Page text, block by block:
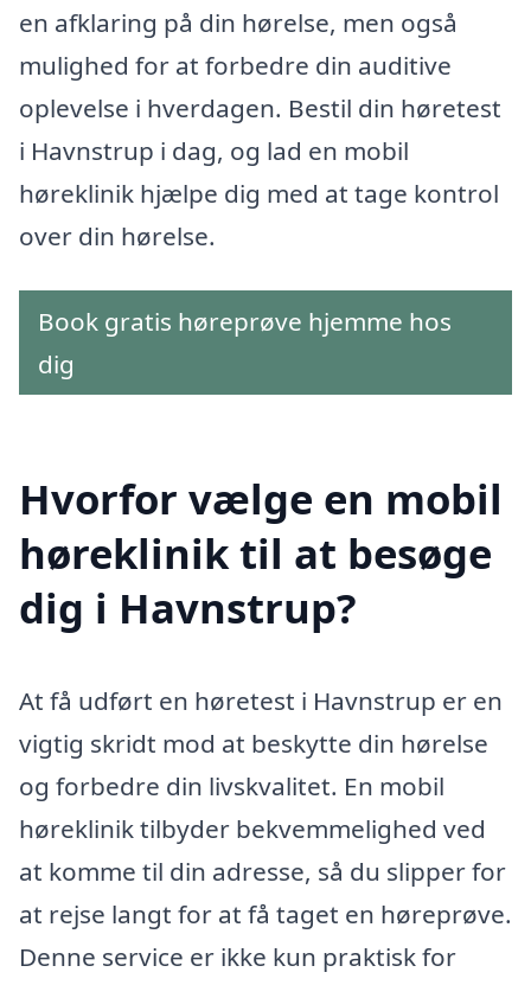
en afklaring på din hørelse, men også
mulighed for at forbedre din auditive
oplevelse i hverdagen. Bestil din høretest
i Havnstrup i dag, og lad en mobil
høreklinik hjælpe dig med at tage kontrol
over din hørelse.
Book gratis høreprøve hjemme hos
dig
Hvorfor vælge en mobil
høreklinik til at besøge
dig i Havnstrup?
At få udført en høretest i Havnstrup er en
vigtig skridt mod at beskytte din hørelse
og forbedre din livskvalitet. En mobil
høreklinik tilbyder bekvemmelighed ved
at komme til din adresse, så du slipper for
at rejse langt for at få taget en høreprøve.
Denne service er ikke kun praktisk for